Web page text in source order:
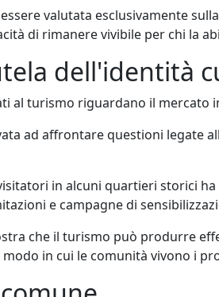
valutata esclusivamente
di rimanere vivibile per chi la
dell'identità
al turismo riguardano il mercato
ad affrontare questioni legate
in alcuni quartieri storici
e campagne di
che il turismo può produrre
in cui le comunità vivono i